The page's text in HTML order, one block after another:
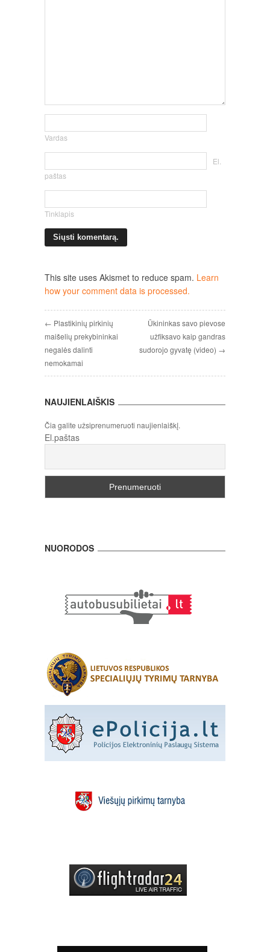
Vardas
El.
paštas
Tinklapis
This site uses Akismet to reduce spam. Learn
how your comment data is processed.
← Plastikinių pirkinių
maišelių prekybininkai
negalės dalinti
nemokamai
Ūkininkas savo pievose
užfiksavo kaip gandras
sudorojo gyvatę (video) →
NAUJIENLAIŠKIS
Čia galite užsiprenumeruoti naujienlaiškį.
El.paštas
NUORODOS